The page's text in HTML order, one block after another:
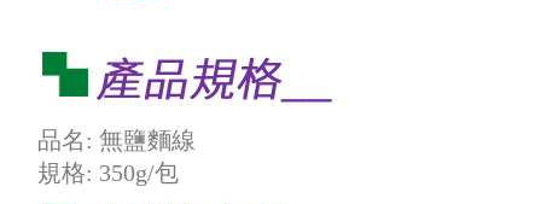
品名: 無鹽麵線
規格: 350g/包